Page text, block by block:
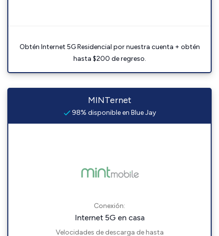
Obtén Internet 5G Residencial por nuestra cuenta + obtén
hasta $200 de regreso.
MINTernet
98% disponible en Blue Jay
Conexión:
Internet 5G en casa
Velocidades de descarga de hasta